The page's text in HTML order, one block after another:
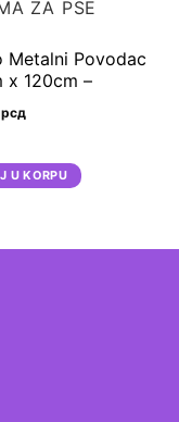
ZA PSE
Metalni Povodac
x 120cm –
i elegantan
povodac za
рсд
U KORPU